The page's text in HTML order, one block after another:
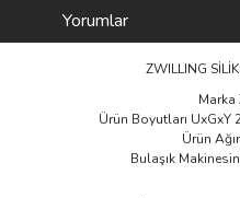
Yorumlar
ZWILLING
Ürün Boyutları UxGxY
Ürün
Bulaşık